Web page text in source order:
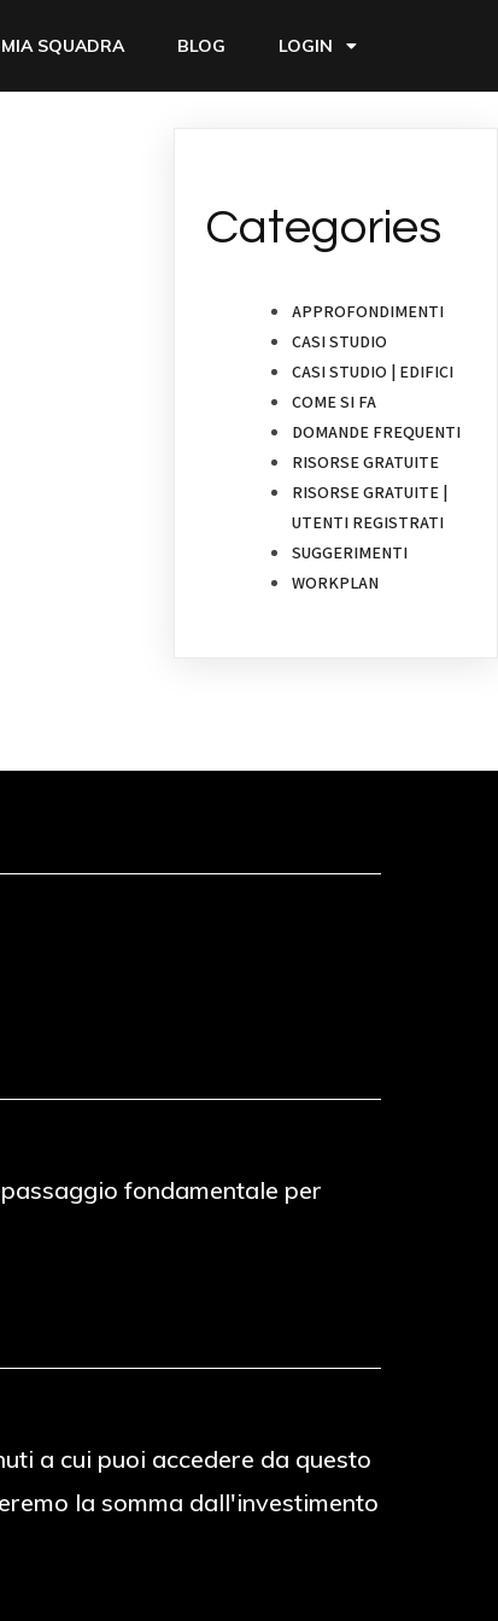
SQUADRA BLOG LOGIN
Categories
APPROFONDIMENTI
CASI STUDIO
CASI STUDIO | EDIFICI
COME SI FA
DOMANDE FREQUENTI
RISORSE GRATUITE
RISORSE GRATUITE |
UTENTI REGISTRATI
SUGGERIMENTI
WORKPLAN
fondamentale per
a cui puoi accedere da questo
la somma dall'investimento